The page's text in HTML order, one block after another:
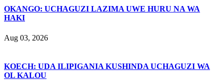
OKANGO: UCHAGUZI LAZIMA UWE HURU NA WA
HAKI
Aug 03, 2026
KOECH: UDA ILIPIGANIA KUSHINDA UCHAGUZI WA
OL KALOU